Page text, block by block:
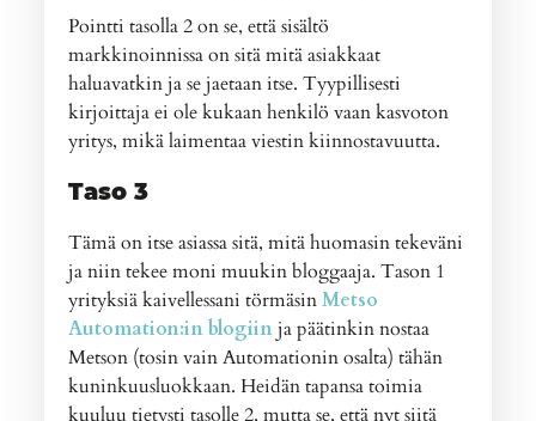
Pointti tasolla 2 on se, että sisältö
markkinoinnissa on sitä mitä asiakkaat
haluavatkin ja se jaetaan itse. Tyypillisesti
kirjoittaja ei ole kukaan henkilö vaan kasvoton
yritys, mikä laimentaa viestin kiinnostavuutta.
Taso 3
Tämä on itse asiassa sitä, mitä huomasin tekeväni
ja niin tekee moni muukin bloggaaja. Tason 1
yrityksiä kaivellessani törmäsinMetso
Automation:in blogiinja päätinkin nostaa
Metson (tosin vain Automationin osalta) tähän
kuninkuusluokkaan. Heidän tapansa toimia
kuuluu tietysti tasolle 2, mutta se, että nyt siitä